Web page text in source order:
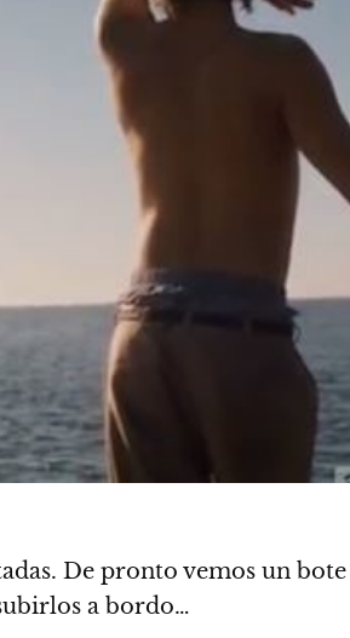
De pronto vemos un
a bordo…